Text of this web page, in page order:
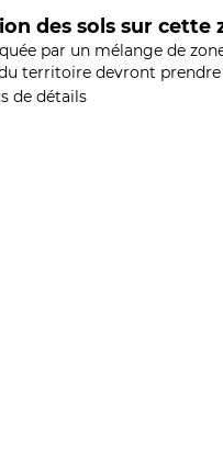
des sols sur cette
par un mélange de
territoire devront prendre
de détails